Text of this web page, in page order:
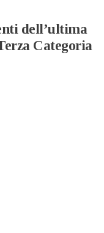
dell’ultima
Categoria